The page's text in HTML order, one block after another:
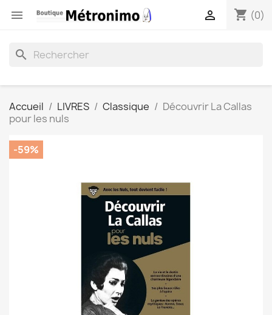
 shopping_cart (0)

search
Accueil LIVRES Classique
Découvrir La Callas
pour les nuls
-59%